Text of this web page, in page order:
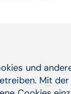
fordert
und
Mit der